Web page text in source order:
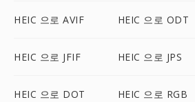
HEIC 으로 AVIF HEIC 으로 ODT
HEIC 으로 JFIF HEIC 으로 JPS
HEIC 으로 DOT HEIC 으로 RGB